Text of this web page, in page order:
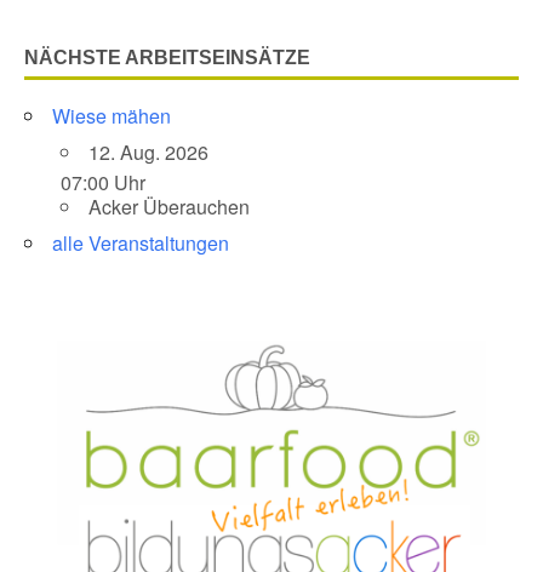
NÄCHSTE ARBEITSEINSÄTZE
Wiese mähen
12. Aug. 2026
07:00 Uhr
Acker Überauchen
alle Veranstaltungen